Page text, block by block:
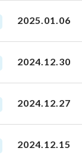
2025.01.06
2024.12.30
2024.12.27
2024.12.15